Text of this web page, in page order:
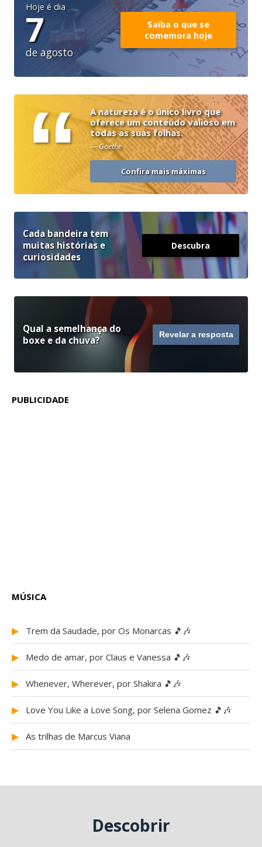
Hoje é dia
7
de agosto
Saiba o que se
comemora hoje
“
A natureza é o único livro que
oferece um conteúdo valioso em
todas as suas folhas.
— Goethe
Confira mais máximas
Cada bandeira tem
muitas histórias e
curiosidades
Descubra
Qual a semelhança do
boxe e da chuva?
Revelar a resposta
PUBLICIDADE
MÚSICA
▶ Trem da Saudade, por Os Monarcas 🎵🎶
▶ Medo de amar, por Claus e Vanessa 🎵🎶
▶ Whenever, Wherever, por Shakira 🎵🎶
▶ Love You Like a Love Song, por Selena Gomez 🎵🎶
▶ As trilhas de Marcus Viana
Descobrir